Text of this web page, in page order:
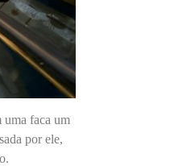
uma faca um
por ele,